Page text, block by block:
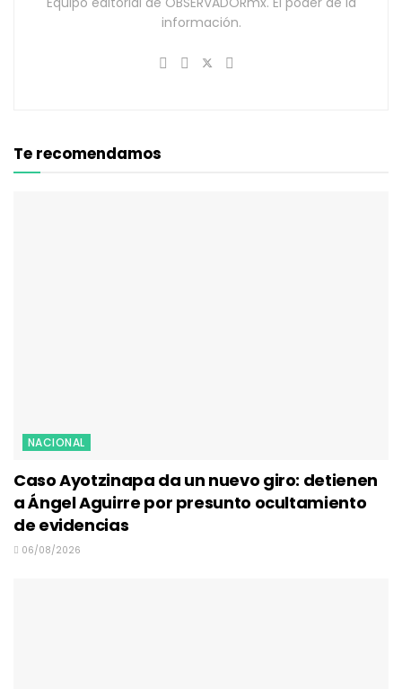
información.
Te recomendamos
NACIONAL
Caso Ayotzinapa da un nuevo giro: detienen
a Ángel Aguirre por presunto ocultamiento
de evidencias
06/08/2026